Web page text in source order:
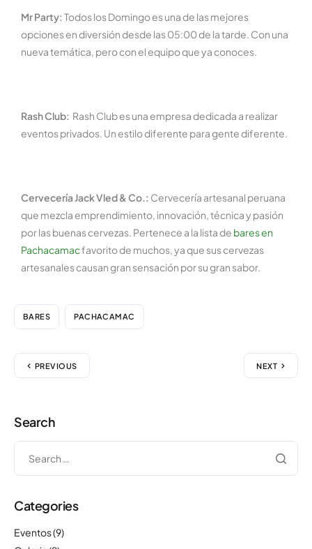
Mr Party:Todos los Domingo es una de las mejores
opciones en diversión desde las 05:00 de la tarde. Con una
nueva temática, pero con el equipo que ya conoces.
Rash Club: Rash Club es una empresa dedicada a realizar
eventos privados. Un estilo diferente para gente diferente.
Cervecería Jack Vled & Co.: Cervecería artesanal peruana
que mezcla emprendimiento, innovación, técnica y pasión
por las buenas cervezas. Pertenece a la lista de bares en
Pachacamacfavorito de muchos, ya que sus cervezas
artesanales causan gran sensación por su gran sabor.
BARES PACHACAMAC
PREVIOUS NEXT
Search
Categories
Eventos(9)